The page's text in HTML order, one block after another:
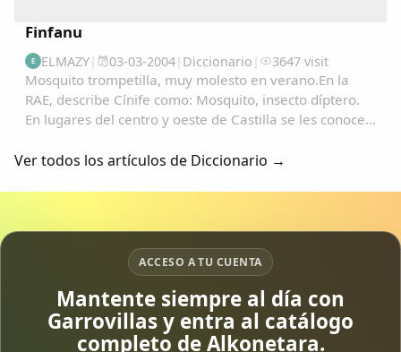
Finfanu
E ELMAZY| 03-03-2004| Diccionario | 3647 visit
Mosquito trompetilla, muy molesto en verano.En la
RAE, describe Cínife como: Mosquito, insecto díptero.
En lugares del centro y oeste de Castilla se les conoce
transformación en: "Pífano", "Pínfano...
Ver todos los artículos de Diccionario →
ACCESO A TU CUENTA
Mantente siempre al día con
Garrovillas y entra al catálogo
completo de Alkonetara.